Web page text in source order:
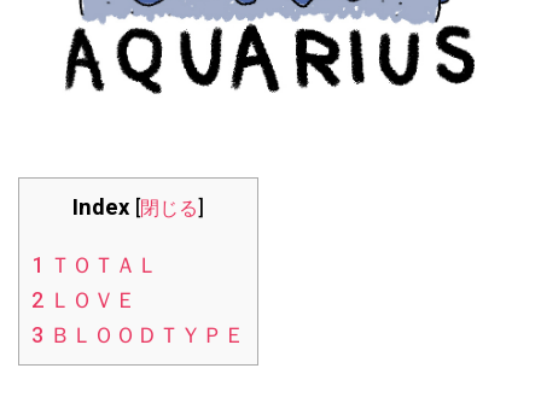
Index [閉じる]
1 ＴＯＴＡＬ
2ＬＯＶＥ
3 ＢＬＯＯＤＴＹＰＥ